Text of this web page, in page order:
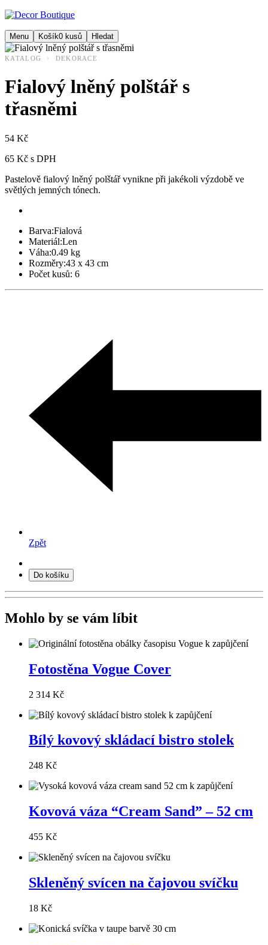
Menu Košík0 kusů Hledat
KATALOG › DEKORACE
Fialový lněný polštář s
třasněmi
54 Kč
65 Kč s DPH
Pastelově fialový lněný polštář vynikne při jakékoli výzdobě ve
světlých jemných tónech.
Barva:Fialová
Materiál:Len
Váha:0.49 kg
Rozměry:43 x 43 cm
Počet kusů: 6
Zpět
Do košíku
Mohlo by se vám líbit
Fotostěna Vogue Cover
2 314 Kč
Bílý kovový skládací bistro stolek
248 Kč
Kovová váza “Cream Sand” – 52 cm
455 Kč
Skleněný svícen na čajovou svíčku
18 Kč